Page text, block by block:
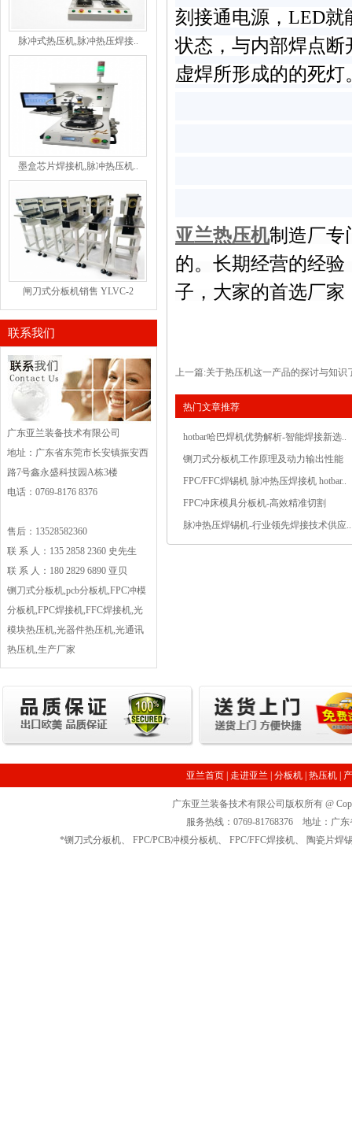
脉冲式热压机,脉冲热压焊接..
墨盒芯片焊接机,脉冲热压机..
闸刀式分板机销售 YLVC-2
联系我们
广东亚兰装备技术有限公司
地址：广东省东莞市长安镇振安西
路7号鑫永盛科技园A栋3楼
电话：0769-8176 8376
售后：13528582360
联 系 人：135 2858 2360 史先生
联 系 人：180 2829 6890 亚贝
铡刀式分板机,pcb分板机,FPC冲模
分板机,FPC焊接机,FFC焊接机,光
模块热压机,光器件热压机,光通讯
热压机,生产厂家
刻接通电源， LED就
状态，与内部焊点断
虚焊所形成的的死灯
亚兰热压机制造厂专
的。长期经营的经
子，大家的首选厂家
上一篇:关于热压机这一产品的探讨与知识
热门文章推荐
hotbar哈巴焊机优势解析-智能焊接新选..
铡刀式分板机工作原理及动力输出性能
FPC/FFC焊锡机 脉冲热压焊接机 hotbar..
FPC冲床模具分板机-高效精准切割
脉冲热压焊锡机-行业领先焊接技术供应..
亚兰首页 走进亚兰 分板机 热压机
广东亚兰装备技术有限公司版权所有 @
服务热线：0769-81768376 地址：广
*铡刀式分板机、 FPC/PCB冲模分板机、 FPC/FFC焊接机、 陶瓷片焊